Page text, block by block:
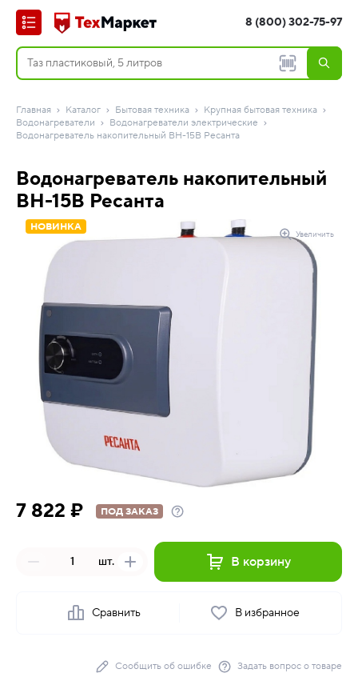
8 (800) 302-75-97
Главная Каталог Бытовая техника
Крупная бытовая техника
Водонагреватели
Водонагреватели электрические
Водонагреватель накопительный ВН-15В Ресанта
Водонагреватель накопительный
ВН-15В Ресанта
НОВИНКА
Увеличить
7 822 ₽ ПОД ЗАКАЗ
шт. В корзину
Сравнить В избранное
Сообщить об ошибке Задать вопрос о товаре